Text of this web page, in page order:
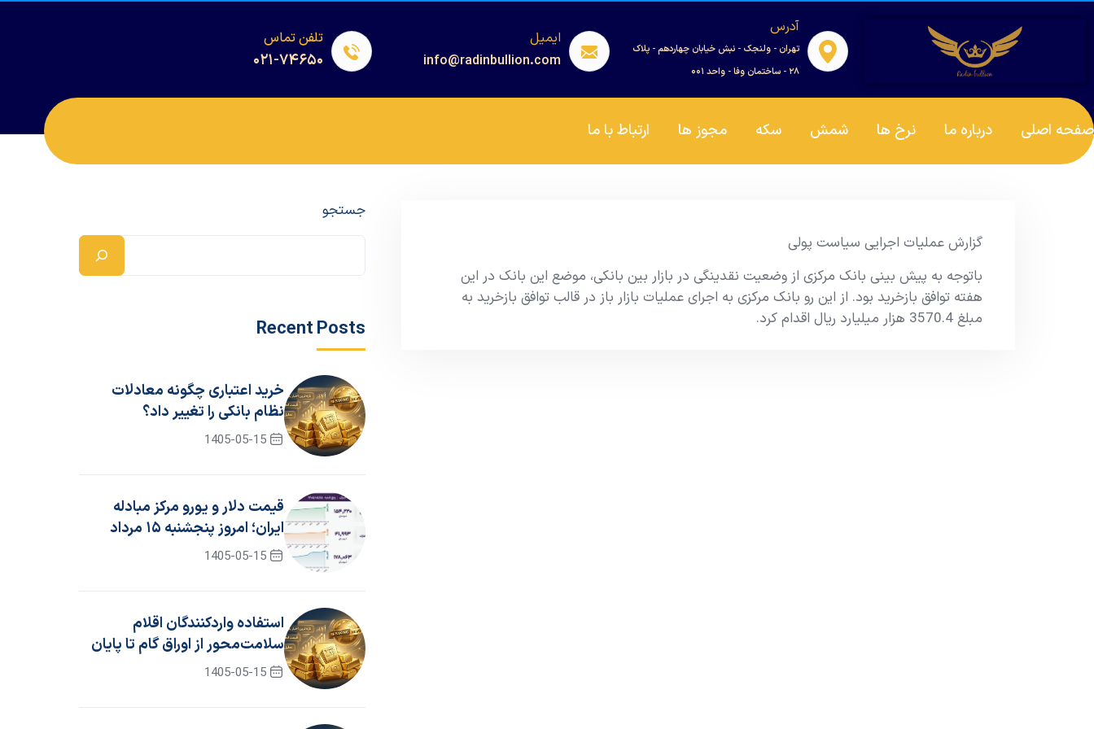
آدرس
تهران - ولنجک - نبش خیابان چهاردهم - پلاک
۲۸ - ساختمان وفا - واحد ۰۰۱
ایمیل
info@radinbullion.com
تلفن تماس
۰۲۱-۷۴۶۵۰
صفحه اصلی درباره ما نرخ ها شمش سکه مجوز ها ارتباط با ما
گزارش عملیات اجرایی سیاست پولی
باتوجه به پیش بینی بانک مرکزی از وضعیت نقدینگی در بازار بین بانکی، موضع این بانک در این
هفته توافق بازخرید بود. از این رو بانک مرکزی به اجرای عملیات بازار باز در قالب توافق بازخرید به
مبلغ 3570.4 هزار میلیارد ریال اقدام کرد.
جستجو
Recent Posts
خرید اعتباری چگونه معادلات
نظام بانکی را تغییر داد؟
1405-05-15
قیمت دلار و یورو مرکز مبادله
ایران؛ امروز پنجشنبه ۱۵ مرداد
۱۴۰۵1405-05-15
استفاده واردکنندگان اقلام
سلامت‌محور از اوراق گام تا پایان
سال ۱۴۰۵ تمدید شد1405-05-15